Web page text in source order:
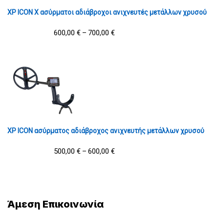
XP ICON X ασύρματοι αδιάβροχοι ανιχνευτές μετάλλων χρυσού
600,00 € – 700,00 €
XP ICON ασύρματος αδιάβροχος ανιχνευτής μετάλλων χρυσού
500,00 € – 600,00 €
Άμεση Επικοινωνία